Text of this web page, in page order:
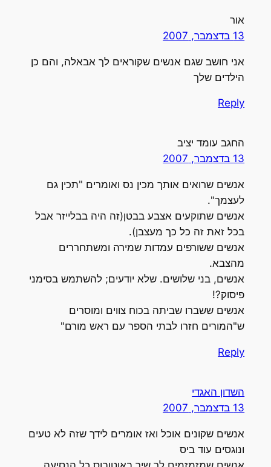
אור
13 בדצמבר, 2007
אני חושב שגם אנשים שקוראים לך אבאלה, והם כן
הילדים שלך
Reply
החגב עומד יציב
13 בדצמבר, 2007
אנשים שרואים אותך מכין נס ואומרים "תכין גם
לעצמך".
אנשים שתוקעים אצבע בבטן(זה היה בבלייזר אבל
בכל זאת זה כל כך מעצבן).
אנשים ששורפים עמדות שמירה ומשתחררים
מהצבא.
אנשים, בני שלושים. שלא יודעים; להשתמש בסימני
פיסוק?!
אנשים ששברו שביתה בכוח צווים ומוסרים
ש"המורים חזרו לבתי הספר עם ראש מורם"
Reply
השדון האגדי
13 בדצמבר, 2007
אנשים שקונים אוכל ואז אומרים לידך שזה לא טעים
ונוגסים עוד ביס